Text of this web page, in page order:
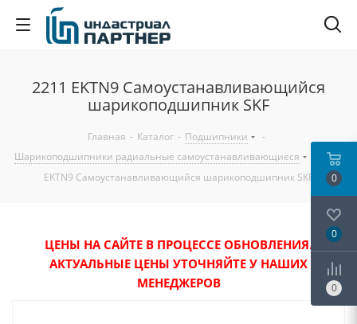
2211 EKTN9 Самоустанавливающийся
шарикоподшипник SKF
Главная - Каталог - Подшипники
-
Шарикоподшипники радиальные самоустанавливающиеся
2211
EKTN9 Самоустанавливающийся шарикоподшипник SKF
ЦЕНЫ НА САЙТЕ В ПРОЦЕССЕ ОБНОВЛЕНИЯ.
АКТУАЛЬНЫЕ ЦЕНЫ УТОЧНЯЙТЕ У НАШИХ
МЕНЕДЖЕРОВ
0
0
0